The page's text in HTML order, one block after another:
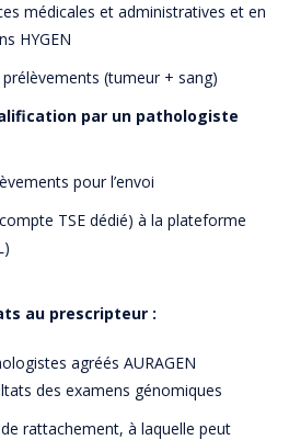
médicales et administratives et en
HYGEN
(tumeur + sang)
par un pathologiste
pour l’envoi
TSE dédié) à la plateforme
au prescripteur :
agréés AURAGEN
des examens génomiques
rattachement, à laquelle peut